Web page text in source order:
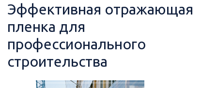
Эффективная отражающая
пленка для
профессионального
строительства